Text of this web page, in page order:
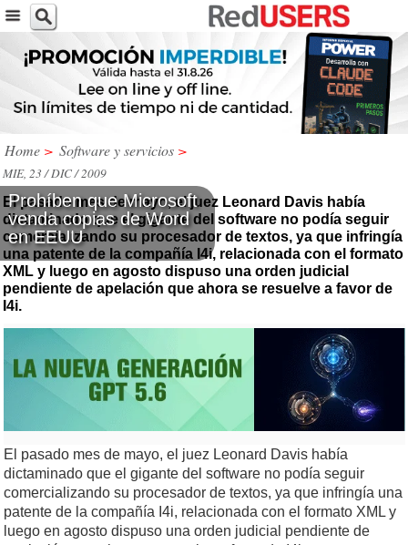
Home > Software y servicios >
MIE, 23 / DIC / 2009
Prohíben que Microsoft
venda copias de Word
en EEUU
El pasado mes de mayo, el juez Leonard Davis había
dictaminado que el gigante del software no podía seguir
comercializando su procesador de textos, ya que infringía
una patente de la compañía I4i, relacionada con el formato
XML y luego en agosto dispuso una orden judicial
pendiente de apelación que ahora se resuelve a favor de
I4i.
El pasado mes de mayo, el juez Leonard Davis había
dictaminado que el gigante del software no podía seguir
comercializando su procesador de textos, ya que infringía una
patente de la compañía I4i, relacionada con el formato XML y
luego en agosto dispuso una orden judicial pendiente de